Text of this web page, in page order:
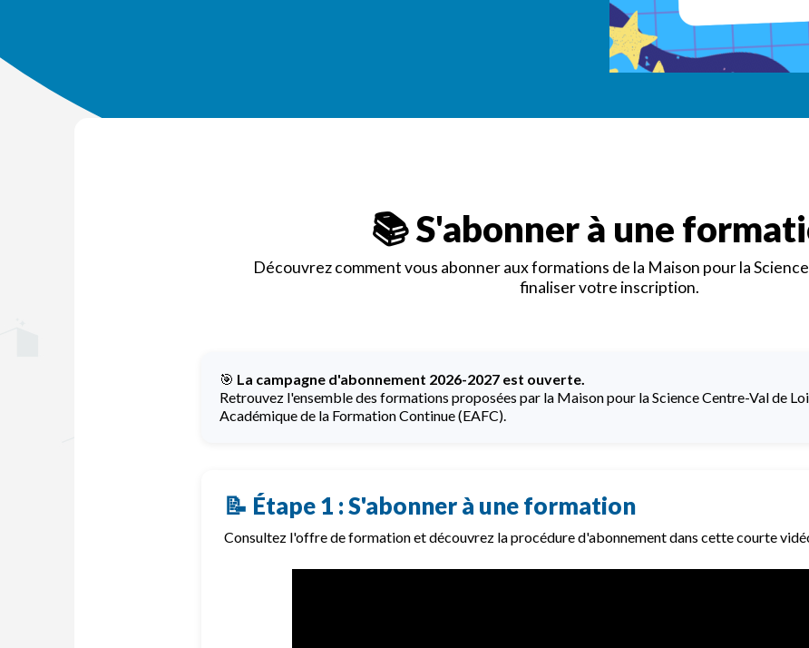
📚 S'abonner à une
Découvrez comment vous abonner aux formations de la Maison pour la
finaliser votre inscription.
🎯 La campagne d'abonnement 2026-2027 est ouverte.
Retrouvez l'ensemble des formations proposées par la Maison pour la Science Centre-Val de
Académique de la Formation Continue (EAFC).
📝 Étape 1 : S'abonner à une formation
Consultez l'offre de formation et découvrez la procédure d'abonnement dans cette courte